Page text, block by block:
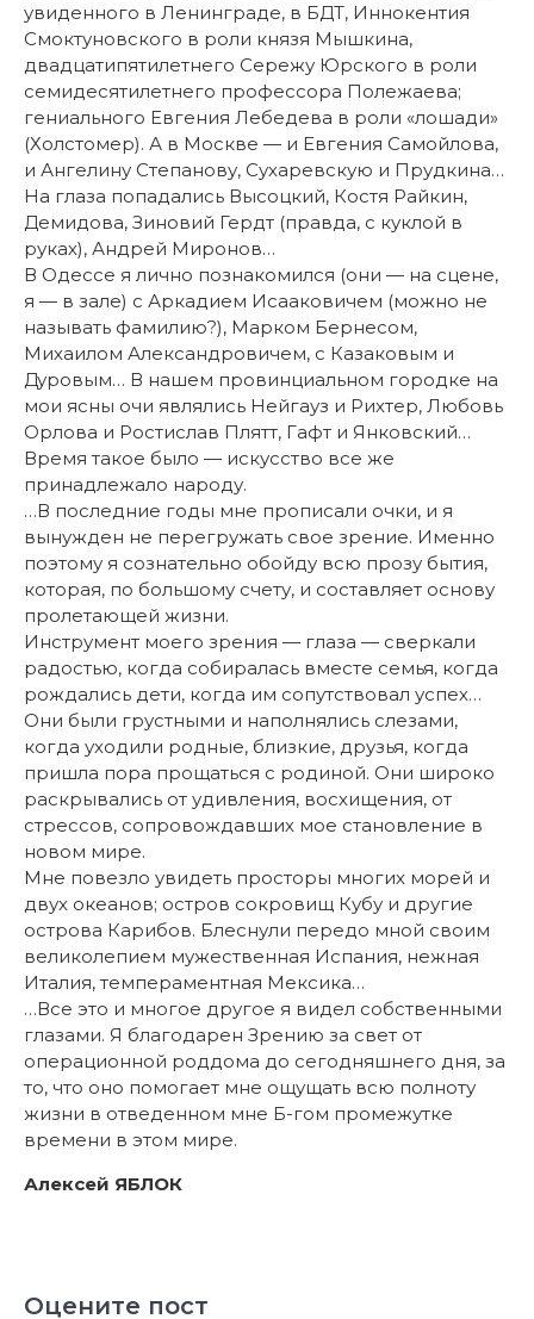
увиденного в Ленинграде, в БДТ, Иннокентия
Смоктуновского в роли князя Мышкина,
двадцатипятилетнего Сережу Юрского в роли
семидесятилетнего профессора Полежаева;
гениального Евгения Лебедева в роли «лошади»
(Холстомер). А в Москве — и Евгения Самойлова,
и Ангелину Степанову, Сухаревскую и Прудкина…
На глаза попадались Высоцкий, Костя Райкин,
Демидова, Зиновий Гердт (правда, с куклой в
руках), Андрей Миронов…
В Одессе я лично познакомился (они — на сцене,
я — в зале) с Аркадием Исааковичем (можно не
называть фамилию?), Марком Бернесом,
Михаилом Александровичем, с Казаковым и
Дуровым… В нашем провинциальном городке на
мои ясны очи являлись Нейгауз и Рихтер, Любовь
Орлова и Ростислав Плятт, Гафт и Янковский…
Время такое было — искусство все же
принадлежало народу.
…В последние годы мне прописали очки, и я
вынужден не перегружать свое зрение. Именно
поэтому я сознательно обойду всю прозу бытия,
которая, по большому счету, и составляет основу
пролетающей жизни.
Инструмент моего зрения — глаза — сверкали
радостью, когда собиралась вместе семья, когда
рождались дети, когда им сопутствовал успех…
Они были грустными и наполнялись слезами,
когда уходили родные, близкие, друзья, когда
пришла пора прощаться с родиной. Они широко
раскрывались от удивления, восхищения, от
стрессов, сопровождавших мое становление в
новом мире.
Мне повезло увидеть просторы многих морей и
двух океанов; остров сокровищ Кубу и другие
острова Карибов. Блеснули передо мной своим
великолепием мужественная Испания, нежная
Италия, темпераментная Мексика…
…Все это и многое другое я видел собственными
глазами. Я благодарен Зрению за свет от
операционной роддома до сегодняшнего дня, за
то, что оно помогает мне ощущать всю полноту
жизни в отведенном мне Б-гом промежутке
времени в этом мире.
Алексей ЯБЛОК
Оцените пост